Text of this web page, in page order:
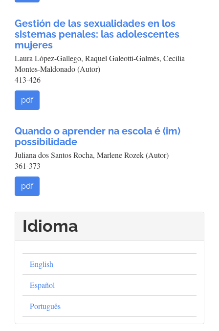
Gestión de las sexualidades en los
sistemas penales: las adolescentes
mujeres
Laura López-Gallego, Raquel Galeotti-Galmés, Cecilia
Montes-Maldonado (Autor)
413-426
pdf
Quando o aprender na escola é (im)
possibilidade
Juliana dos Santos Rocha, Marlene Rozek (Autor)
361-373
pdf
Idioma
English
Español
Português